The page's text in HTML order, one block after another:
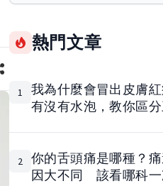
熱門文章
1
我為什麼會冒出皮膚紅
有沒有水泡，教你區分
2
你的舌頭痛是哪種？
因大不同 該看哪科